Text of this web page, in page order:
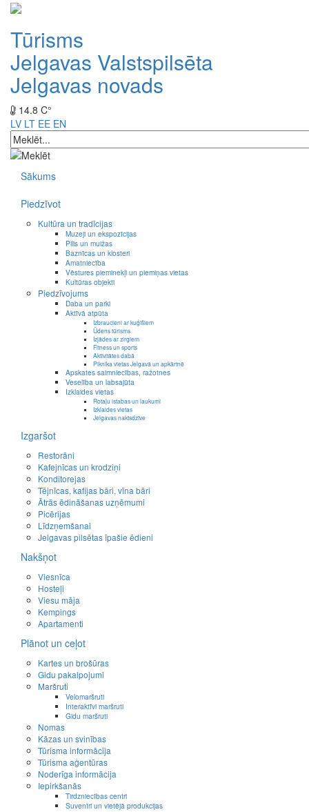
Tūrisms
Jelgavas Valstspilsēta
Jelgavas novads
14.8 C°
LV LT EE EN
Sākums
Piedzīvot
Kultūra un tradīcijas
Muzeji un ekspozīcijas
Pilis un muižas
Baznīcas un klosteri
Amatniecība
Vēstures pieminekļi un piemiņas vietas
Kultūras objekti
Piedzīvojums
Daba un parki
Aktīvā atpūta
Izbraucieni ar kuģīšiem
Ūdens tūrisms
Izjādes ar zirgiem
Fitness un sports
Aktivitātes dabā
Piknika vietas Jelgavā un apkārtnē
Apskates saimniecības, ražotnes
Veselība un labsajūta
Izklaides vietas
Rotaļu istabas un laukumi
Izklaides vietas
Jelgavas naktsdzīve
Izgaršot
Restorāni
Kafejnīcas un krodziņi
Konditorejas
Tējnīcas, kafijas bāri, vīna bāri
Ātrās ēdināšanas uzņēmumi
Picērijas
Līdzņemšanai
Jelgavas pilsētas īpašie ēdieni
Nakšņot
Viesnīca
Hosteļi
Viesu māja
Kempings
Apartamenti
Plānot un ceļot
Kartes un brošūras
Gidu pakalpojumi
Maršruti
Velomaršruti
Interaktīvi maršruti
Gidu maršruti
Nomas
Kāzas un svinības
Tūrisma informācija
Tūrisma aģentūras
Noderīga informācija
Iepirkšanās
Tirdzniecības centri
Suvenīri un vietējā produkcijas